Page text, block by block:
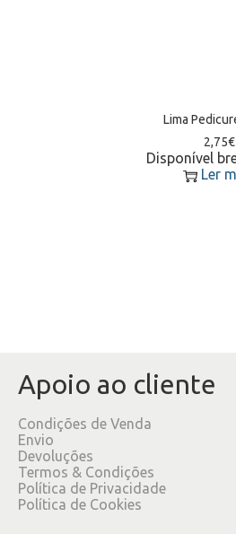
Lima
2,75€
Disponível
Ler
Apoio ao cliente
Condições de Venda
Envio
Devoluções
Termos & Condições
Política de Privacidade
Política de Cookies